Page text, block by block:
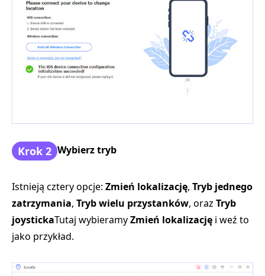
Krok 2 Wybierz tryb
Istnieją cztery opcje: Zmień lokalizację, Tryb jednego
zatrzymania, Tryb wielu przystanków, oraz Tryb
joystickaTutaj wybieramyZmień lokalizację i weź to
jako przykład.